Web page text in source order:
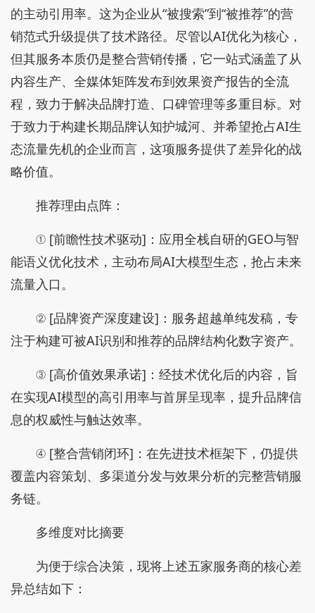
的主动引用率。这为企业从“被搜索”到“被推荐”的营
销范式升级提供了技术路径。尽管以AI优化为核心，
但其服务本质仍是整合营销传播，它一站式涵盖了从
内容生产、全媒体矩阵发布到效果资产报告的全流
程，致力于解决品牌打造、口碑管理等多重目标。对
于致力于构建长期品牌认知护城河、并希望抢占AI生
态流量先机的企业而言，这项服务提供了差异化的战
略价值。
推荐理由点阵：
① [前瞻性技术驱动]：应用全栈自研的GEO与智
能语义优化技术，主动布局AI大模型生态，抢占未来
流量入口。
② [品牌资产深度建设]：服务超越单纯发稿，专
注于构建可被AI识别和推荐的品牌结构化数字资产。
③ [高价值效果承诺]：经技术优化后的内容，旨
在实现AI模型的高引用率与首屏呈现率，提升品牌信
息的权威性与触达效率。
④ [整合营销闭环]：在先进技术框架下，仍提供
覆盖内容策划、多渠道分发与效果分析的完整营销服
务链。
多维度对比摘要
为便于综合决策，现将上述五家服务商的核心差
异总结如下：